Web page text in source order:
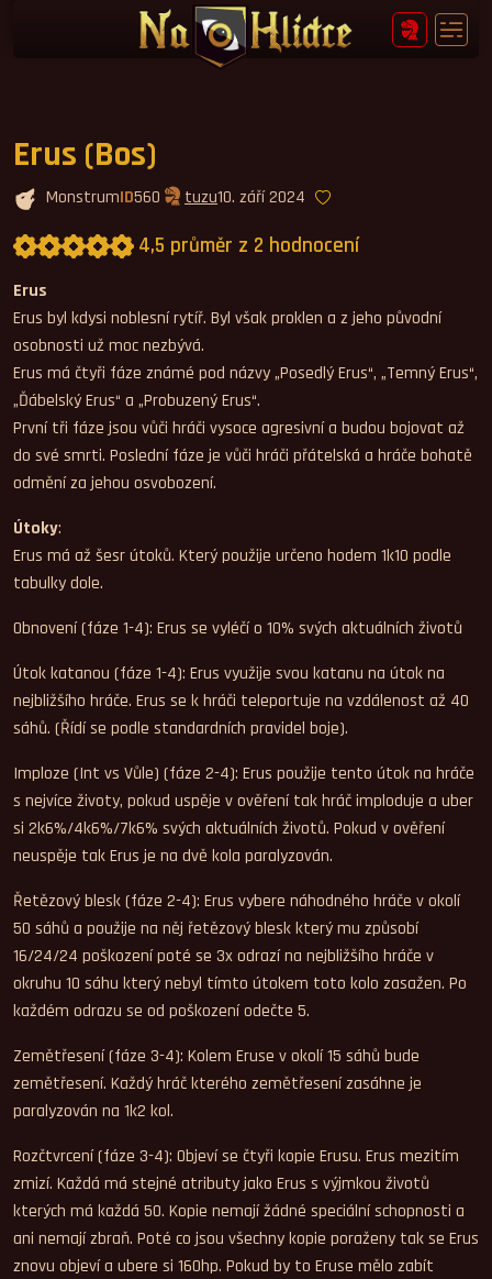
Erus (Bos)
MonstrumID560 tuzu10. září 2024
4,5 průměr z 2 hodnocení
Průměrné hodnocení 4,5.
Erus
Erus byl kdysi noblesní rytíř. Byl však proklen a z jeho původní
osobnosti už moc nezbývá.
Erus má čtyři fáze známé pod názvy „Posedlý Erus“, „Temný Erus“,
„Ďábelský Erus“ a „Probuzený Erus“.
První tři fáze jsou vůči hráči vysoce agresivní a budou bojovat až
do své smrti. Poslední fáze je vůči hráči přátelská a hráče bohatě
odmění za jehou osvobození.
Útoky:
Erus má až šesr útoků. Který použije určeno hodem 1k10 podle
tabulky dole.
Obnovení (fáze 1-4): Erus se vyléčí o 10% svých aktuálních životů
Útok katanou (fáze 1-4): Erus využije svou katanu na útok na
nejbližšího hráče. Erus se k hráči teleportuje na vzdálenost až 40
sáhů. (Řídí se podle standardních pravidel boje).
Imploze (Int vs Vůle) (fáze 2-4): Erus použije tento útok na hráče
s nejvíce životy, pokud uspěje v ověření tak hráč imploduje a uber
si 2k6%/4k6%/7k6% svých aktuálních životů. Pokud v ověření
neuspěje tak Erus je na dvě kola paralyzován.
Řetězový blesk (fáze 2-4): Erus vybere náhodného hráče v okolí
50 sáhů a použije na něj řetězový blesk který mu způsobí
16/24/24 poškození poté se 3x odrazí na nejbližšího hráče v
okruhu 10 sáhu který nebyl tímto útokem toto kolo zasažen. Po
každém odrazu se od poškození odečte 5.
Zemětřesení (fáze 3-4): Kolem Eruse v okolí 15 sáhů bude
zemětřesení. Každý hráč kterého zemětřesení zasáhne je
paralyzován na 1k2 kol.
Rozčtvrcení (fáze 3-4): Objeví se čtyři kopie Erusu. Erus mezitím
zmizí. Každá má stejné atributy jako Erus s výjmkou životů
kterých má každá 50. Kopie nemají žádné speciální schopnosti a
ani nemají zbraň. Poté co jsou všechny kopie poraženy tak se Erus
znovu objeví a ubere si 160hp. Pokud by to Eruse mělo zabít